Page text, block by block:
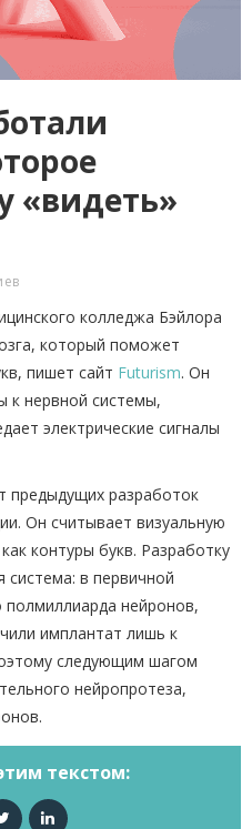
«видеть»
колледжа Бэйлора
который поможет
пишет сайт Futurism. Он
к нервной системы,
электрические сигналы
предыдущих разработок
Он считывает визуальную
контуры букв. Разработку
система: в первичной
нейронов,
имплантат лишь к
следующим шагом
нейропротеза,
текстом: